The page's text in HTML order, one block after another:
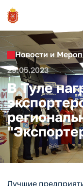
Новости и
29.05.2023
В Туле
Лучшие